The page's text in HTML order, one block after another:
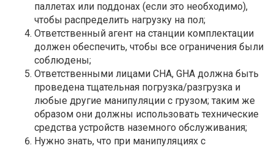
паллетах или поддонах (если это необходимо),
чтобы распределить нагрузку на пол;
Ответственный агент на станции комплектации
должен обеспечить, чтобы все ограничения были
соблюдены;
Ответственными лицами CHA, GHA должна быть
проведена тщательная погрузка/разгрузка и
любые другие манипуляции с грузом; таким же
образом они должны использовать технические
средства устройств наземного обслуживания;
Нужно знать, что при манипуляциях с